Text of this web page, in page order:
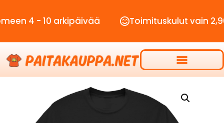
- 10 arkipäivää Toimituskulut vain 2,90€